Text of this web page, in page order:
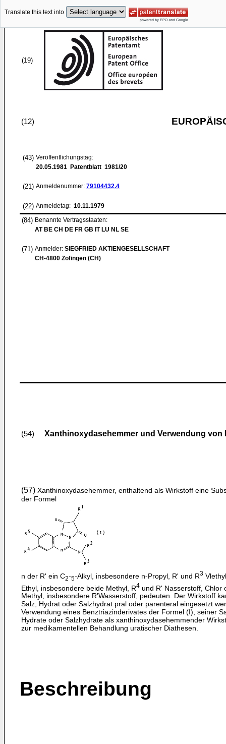
Translate this text into
(19)
(12)
(43) Veröffentlichungstag:
20.05.1981 Patentblatt 1981/20
(21) Anmeldenummer: 79104432.4
(22) Anmeldetag: 10.11.1979
(84) Benannte Vertragsstaaten:
AT BE CH DE FR GB IT LU NL SE
(71) Anmelder: SIEGFRIED AKTIENGESELLSCHAFT
CH-4800 Zofingen (CH)
(54) Xanthinoxydasehemmer und Verwendung von
(57) Xanthinoxydasehemmer, enthaltend als Wirkstoff eine
der Formel
n der R' ein C2-5-Alkyl, insbesondere n-Propyl, R' und R3
Ethyl, insbesondere beide Methyl, R4 und R' Nasserstoff, Chlor
Methyl, insbesondere R'Wasserstoff, pedeuten. Der Wirkstoff
Salz, Hydrat oder Salzhydrat pral oder parenteral eingesetzt
Verwendung eines Benztriazinderivates der Formel (I), seiner
Hydrate oder Salzhydrate als xanthinoxydasehemmender
zur medikamentellen Behandlung uratischer Diathesen.
Beschreibung